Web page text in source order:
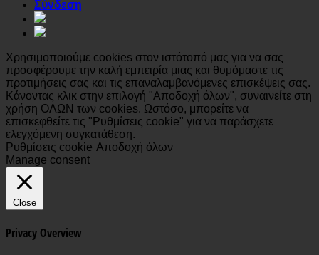
Σύνδεση
Χρησιμοποιούμε cookies στον ιστότοπό μας για να σας
προσφέρουμε την καλή εμπειρία μιας και θυμόμαστε τις
προτιμήσεις σας και τις επαναλαμβανόμενες επισκέψεις σας.
Κάνοντας κλικ στην επιλογή "Αποδοχή όλων", συναινείτε στη
χρήση ΟΛΩΝ των cookies. Ωστόσο, μπορείτε να
επισκεφθείτε τις "Ρυθμίσεις cookie" για να παράσχετε
ελεγχόμενη συγκατάθεση.
Ρυθμίσεις cookie Αποδοχή όλων
Manage consent
Close
Privacy Overview